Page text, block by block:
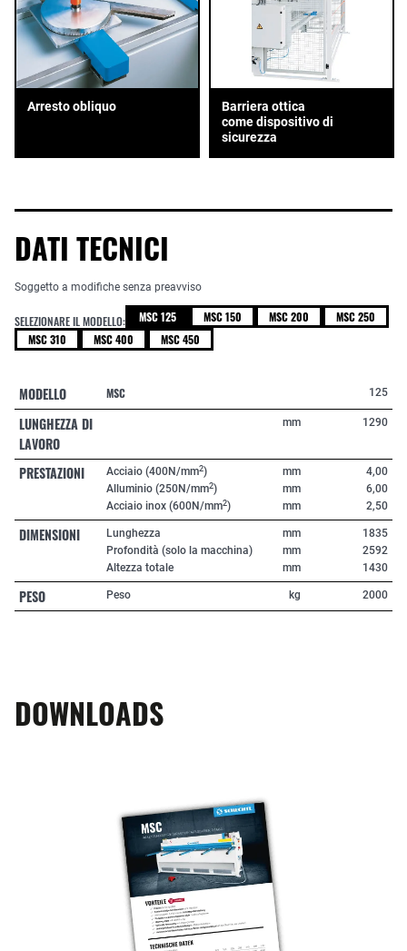
Arresto obliquo
Barriera ottica
come dispositivo di
sicurezza
DATI TECNICI
Soggetto a modifiche senza preavviso
SELEZIONARE IL MODELLO: MSC 125 MSC 150 MSC 200
MSC 250
MSC 310
MSC 400 MSC 450
MODELLO MSC 125
LUNGHEZZA DI
LAVORO
mm 1290
PRESTAZIONI Acciaio (400N/mm2)
Alluminio (250N/mm2)
Acciaio inox (600N/mm2)
mm
mm
mm
4,00
6,00
2,50
DIMENSIONI
Lunghezza
Profondità (solo la macchina)
Altezza totale
mm
mm
mm
1835
2592
1430
PESO Peso kg 2000
DOWNLOADS